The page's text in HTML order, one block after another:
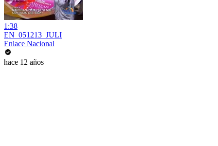
1:38
EN_051213_JULI
Enlace Nacional
hace 12 años